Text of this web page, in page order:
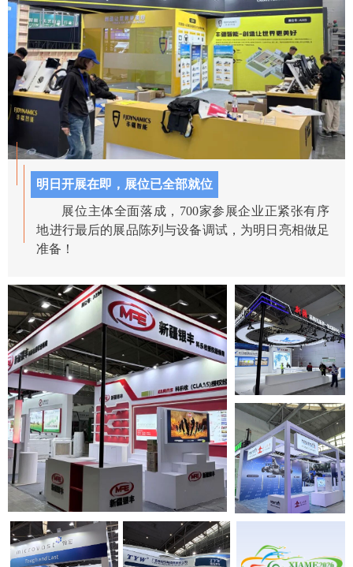
明日开展在即，展位已全部就位
展位主体全面落成，700家参展企业正紧张有序
地进行最后的展品陈列与设备调试，为明日亮相做足
准备！